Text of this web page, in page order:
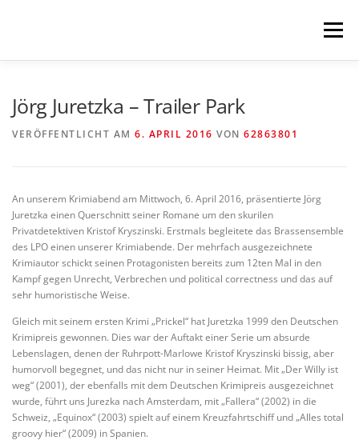
Menü
IMPRESSUM
Jörg Juretzka – Trailer Park
VERÖFFENTLICHT AM 6. APRIL 2016 VON 62863801
An unserem Krimiabend am Mittwoch, 6. April 2016, präsentierte Jörg
Juretzka einen Querschnitt seiner Romane um den skurilen
Privatdetektiven Kristof Kryszinski. Erstmals begleitete das Brassensemble
des LPO einen unserer Krimiabende. Der mehrfach ausgezeichnete
Krimiautor schickt seinen Protagonisten bereits zum 12ten Mal in den
Kampf gegen Unrecht, Verbrechen und political correctness und das auf
sehr humoristische Weise.
Gleich mit seinem ersten Krimi „Prickel“ hat Juretzka 1999 den Deutschen
Krimipreis gewonnen. Dies war der Auftakt einer Serie um absurde
Lebenslagen, denen der Ruhrpott-Marlowe Kristof Kryszinski bissig, aber
humorvoll begegnet, und das nicht nur in seiner Heimat. Mit „Der Willy ist
weg“ (2001), der ebenfalls mit dem Deutschen Krimipreis ausgezeichnet
wurde, führt uns Jurezka nach Amsterdam, mit „Fallera“ (2002) in die
Schweiz, „Equinox“ (2003) spielt auf einem Kreuzfahrtschiff und „Alles total
groovy hier“ (2009) in Spanien.